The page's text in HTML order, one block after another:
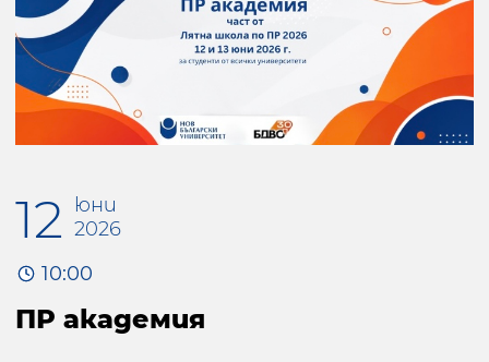
12
юни
2026
10:00
ПР академия